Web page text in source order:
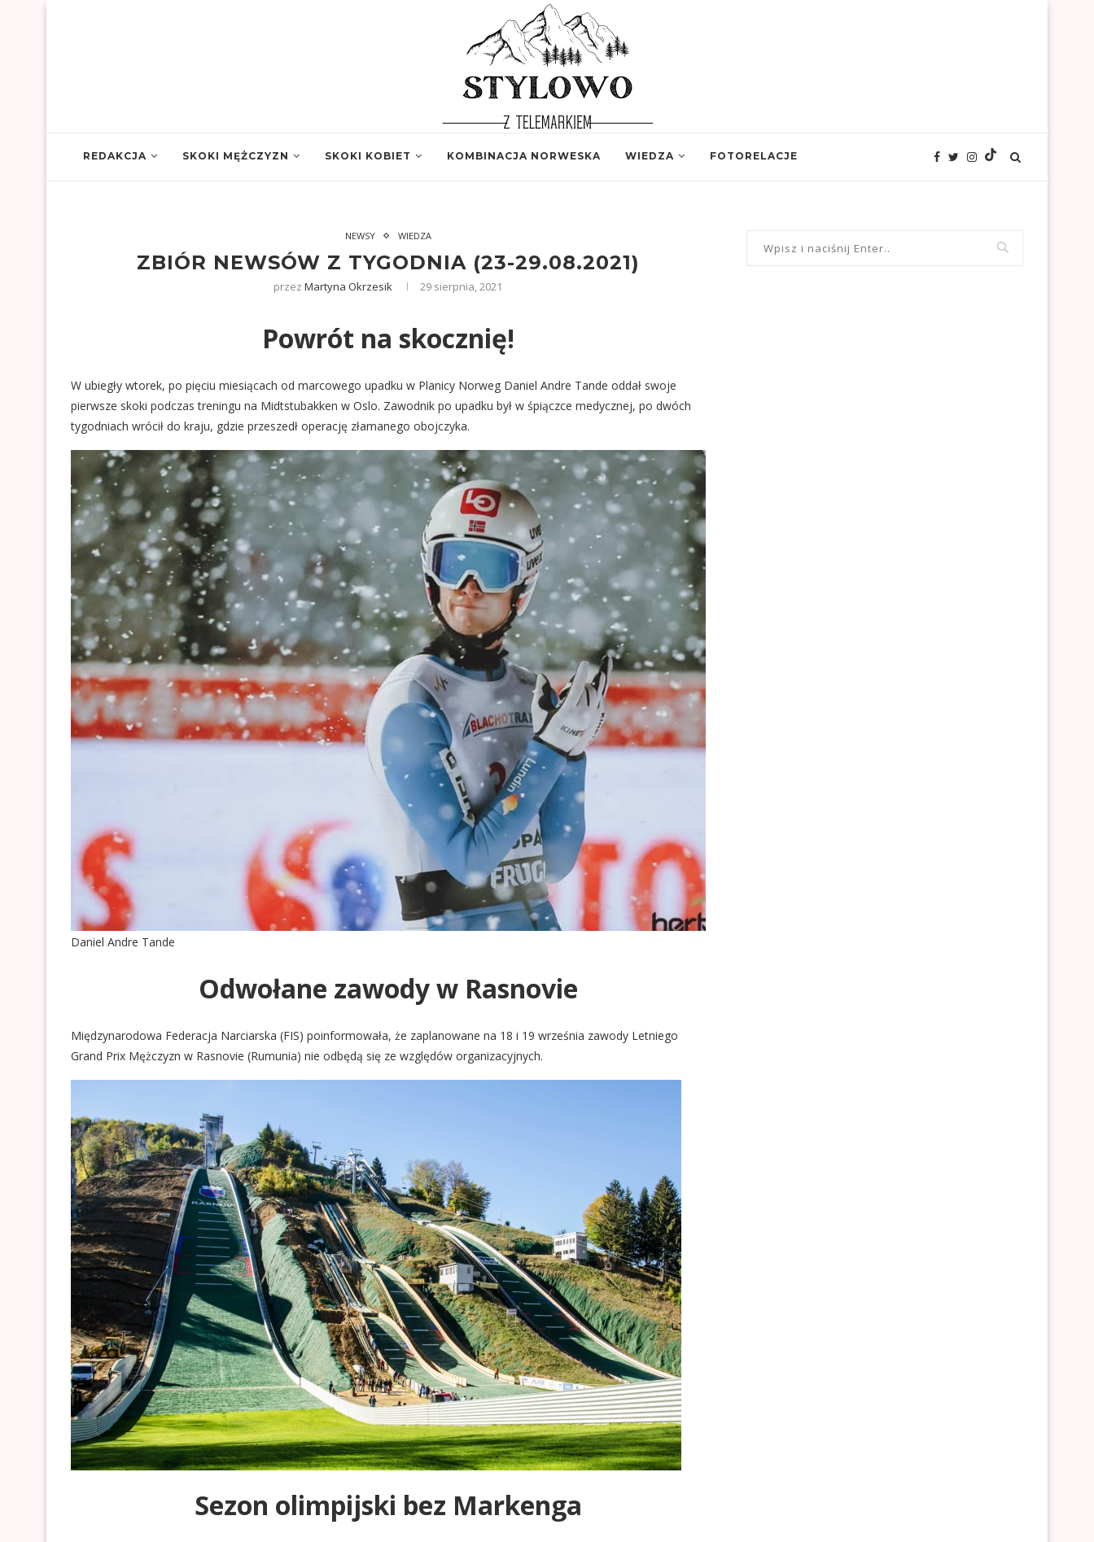
REDAKCJA SKOKI MĘŻCZYZN SKOKI KOBIET KOMBINACJA NORWESKA WIEDZA FOTORELACJE
NEWSY WIEDZA
ZBIÓR NEWSÓW Z TYGODNIA (23-29.08.2021)
przezMartyna Okrzesik 29 sierpnia, 2021
Powrót na skocznię!
W ubiegły wtorek, po pięciu miesiącach od marcowego upadku w Planicy Norweg Daniel Andre Tande oddał swoje
pierwsze skoki podczas treningu na Midtstubakken w Oslo. Zawodnik po upadku był w śpiączce medycznej, po dwóch
tygodniach wrócił do kraju, gdzie przeszedł operację złamanego obojczyka.
Daniel Andre Tande
Odwołane zawody w Rasnovie
Międzynarodowa Federacja Narciarska (FIS) poinformowała, że zaplanowane na 18 i 19 września zawody Letniego
Grand Prix Mężczyzn w Rasnovie (Rumunia) nie odbędą się ze względów organizacyjnych.
Sezon olimpijski bez Markenga